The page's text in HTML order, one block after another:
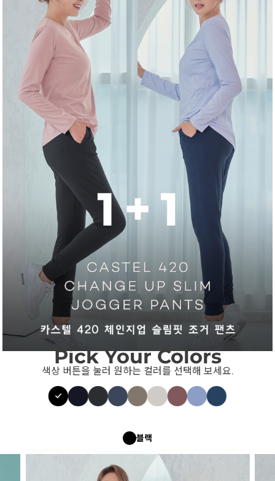
Pick Your Colors
색상 버튼을 눌러 원하는 컬러를 선택해 보세요.
블랙